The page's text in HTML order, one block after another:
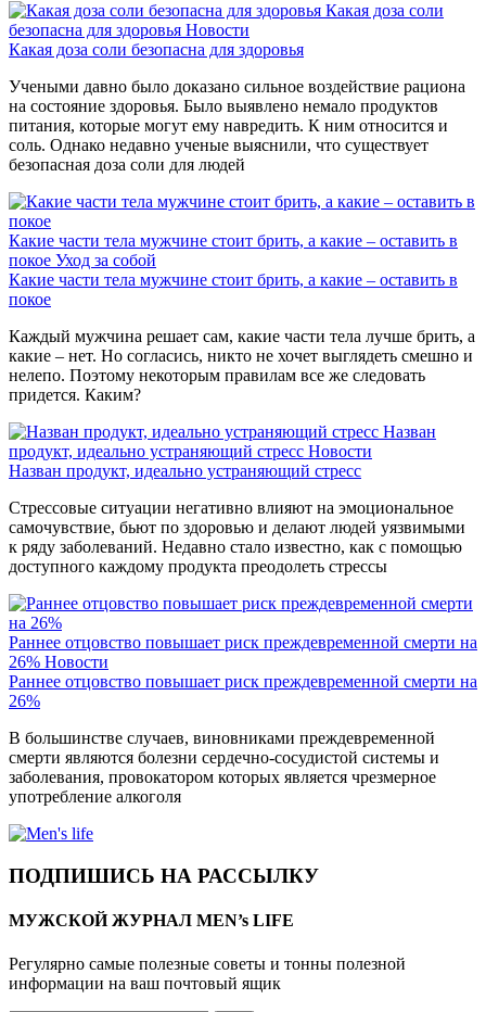
Какая доза соли
безопасна для здоровья Новости
Какая доза соли безопасна для здоровья
Учеными давно было доказано сильное воздействие рациона
на состояние здоровья. Было выявлено немало продуктов
питания, которые могут ему навредить. К ним относится и
соль. Однако недавно ученые выяснили, что существует
безопасная доза соли для людей
Какие части тела мужчине стоит брить, а какие – оставить в
покое Уход за собой
Какие части тела мужчине стоит брить, а какие – оставить в
покое
Каждый мужчина решает сам, какие части тела лучше брить, а
какие – нет. Но согласись, никто не хочет выглядеть смешно и
нелепо. Поэтому некоторым правилам все же следовать
придется. Каким?
Назван
продукт, идеально устраняющий стресс Новости
Назван продукт, идеально устраняющий стресс
Стрессовые ситуации негативно влияют на эмоциональное
самочувствие, бьют по здоровью и делают людей уязвимыми
к ряду заболеваний. Недавно стало известно, как с помощью
доступного каждому продукта преодолеть стрессы
Раннее отцовство повышает риск преждевременной смерти на
26% Новости
Раннее отцовство повышает риск преждевременной смерти на
26%
В большинстве случаев, виновниками преждевременной
смерти являются болезни сердечно-сосудистой системы и
заболевания, провокатором которых является чрезмерное
употребление алкоголя
ПОДПИШИСЬ НА РАССЫЛКУ
МУЖСКОЙ ЖУРНАЛ MEN’s LIFE
Регулярно самые полезные советы и тонны полезной
информации на ваш почтовый ящик